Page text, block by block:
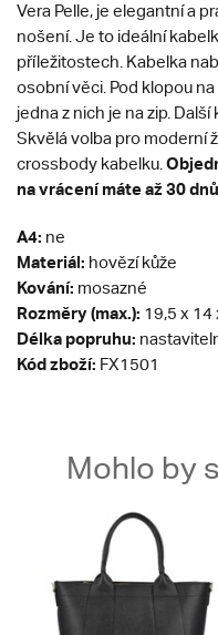
Vera Pelle, je elegantní a
nošení. Je to ideální
příležitostech. Kabelka
osobní věci. Pod klopou
jedna z nich je na zip.
Skvělá volba pro moderní
crossbody kabelku.
na vrácení máte až 30
A4: ne
Materiál: hovězí kůže
Kování: mosazné
Rozměry (max.): 19,5 x 14
Délka popruhu:
Kód zboží: FX1501
Mohlo by